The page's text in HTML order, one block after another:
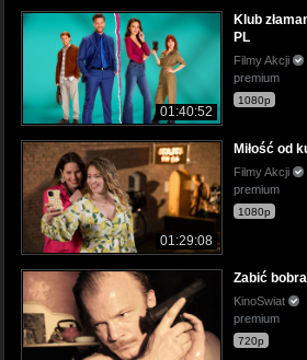
01:40:52
Klub
PL
Filmy Akcji
premium
1080p
01:29:08
Miłość od
Filmy Akcji
premium
1080p
Zabić
KinoSwiat
premium
720p